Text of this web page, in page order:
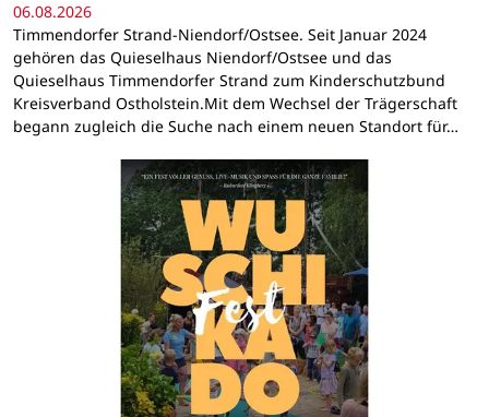
06.08.2026
Timmendorfer Strand-Niendorf/Ostsee. Seit Januar 2024
gehören das Quieselhaus Niendorf/Ostsee und das
Quieselhaus Timmendorfer Strand zum Kinderschutzbund
Kreisverband Ostholstein.Mit dem Wechsel der Trägerschaft
begann zugleich die Suche nach einem neuen Standort für…